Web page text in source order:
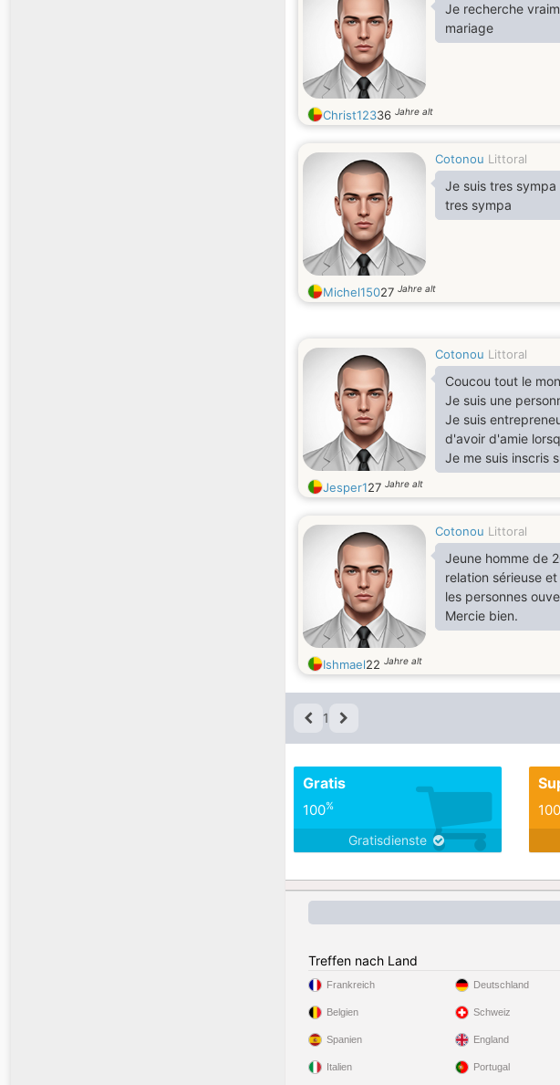
Je recherche
mariage
Christ12336 Jahre alt
Cotonou Littoral
Je suis tres sympa Je suis tres sympa Je suis
tres sympa
Michel15027 Jahre alt
Cotonou Littoral
Coucou tout le
Je suis une
Je suis
d'avoir d'amie
Je me suis inscris
me faire d'amie.
partenaire qui a
Jesper127 Jahre alt
Cotonou Littoral
Jeune homme de
relation sérieuse
les personnes
Mercie bien.
Ishmael22 Jahre alt
1
Gratis
100%
Gratisdienste
Treffen nach Land
Frankreich
Belgien
Spanien
Italien
Deutschland
Schweiz
England
Portugal